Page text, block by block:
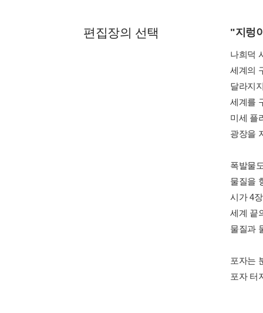
편집장의 선택 "지렁
나희덕
세계의
달라지
세계를
미세 플
광장을
폭발물
물질을
시가 4
세계 끝
물질과
포자는
포자 터